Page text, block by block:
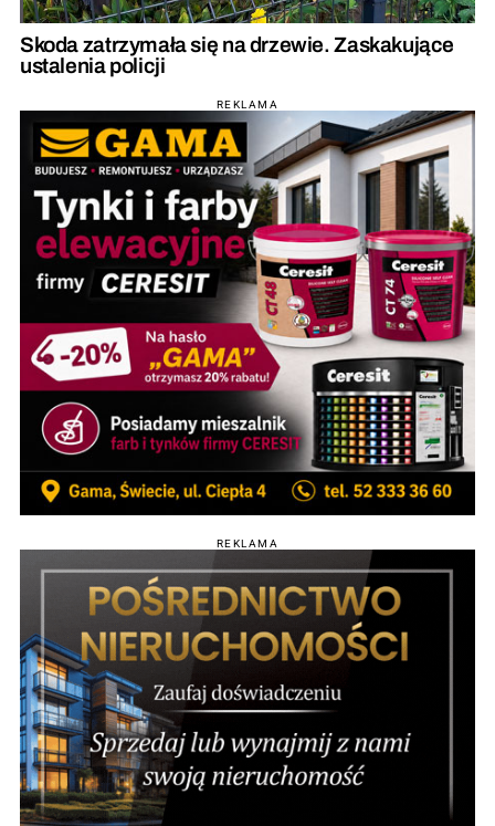
Skoda zatrzymała się na drzewie. Zaskakujące
ustalenia policji
REKLAMA
REKLAMA